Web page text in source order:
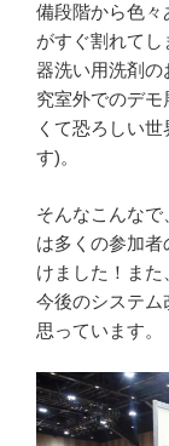
備段階から色々
がすぐ割れて
器洗い用洗剤
究室外でのデ
くて恐ろしい
す)。
そんなこんな
は多くの参加
けました！また
今後のシステム
思っています。